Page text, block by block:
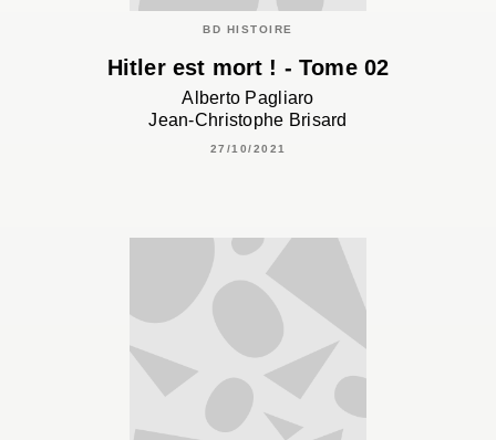
BD HISTOIRE
Hitler est mort ! - Tome 02
Alberto Pagliaro
Jean-Christophe Brisard
27/10/2021